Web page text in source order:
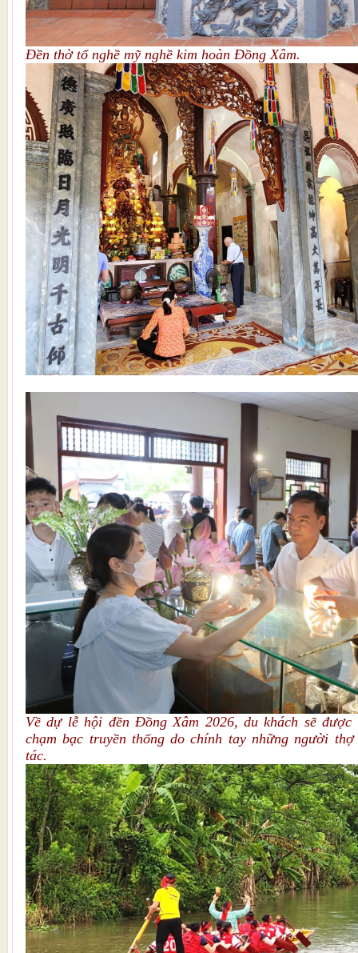
Đền thờ tổ nghề mỹ nghề kim hoàn Đồng Xâm.
Về dự lễ hội đền Đồng Xâm 2026, du khách sẽ được
chạm bạc truyền thống do chính tay những người
tác.